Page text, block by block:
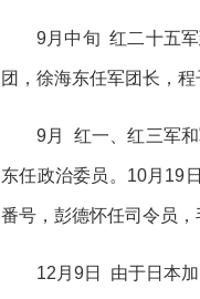
9月中旬 红二十五
团，徐海东任军团长，程
9月 红一、红三军
东任政治委员。10月19
番号，彭德怀任司令员
12月9日 由于日本